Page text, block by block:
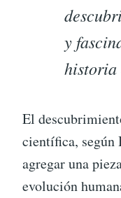
y
historia
El
científica, según
agregar una
evolución